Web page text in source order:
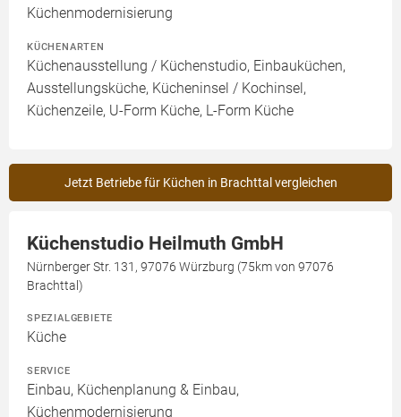
Küchenmodernisierung
KÜCHENARTEN
Küchenausstellung / Küchenstudio, Einbauküchen,
Ausstellungsküche, Kücheninsel / Kochinsel,
Küchenzeile, U-Form Küche, L-Form Küche
Jetzt Betriebe für Küchen in Brachttal vergleichen
Küchenstudio Heilmuth GmbH
Nürnberger Str. 131, 97076 Würzburg (75km von 97076
Brachttal)
SPEZIALGEBIETE
Küche
SERVICE
Einbau, Küchenplanung & Einbau,
Küchenmodernisierung